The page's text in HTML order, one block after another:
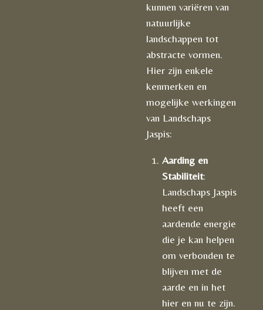
kunnen variëren van
natuurlijke
landschappen tot
abstracte vormen.
Hier zijn enkele
kenmerken en
mogelijke werkingen
van Landschaps
Jaspis:
Aarding en
Stabiliteit:
Landschaps Jaspis
heeft een
aardende energie
die je kan helpen
om verbonden te
blijven met de
aarde en in het
hier en nu te zijn.